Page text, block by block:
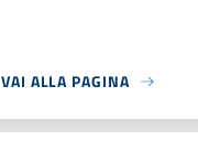
VAI ALLA PAGINA